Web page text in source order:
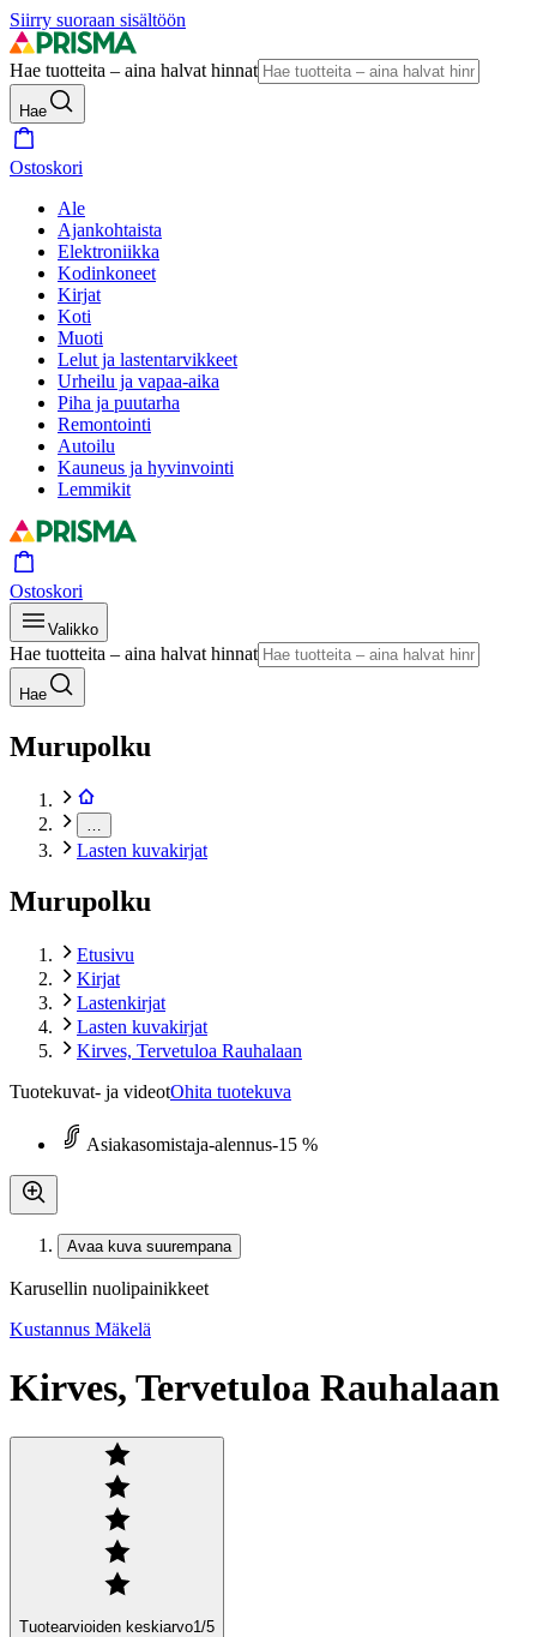
Siirry suoraan sisältöön
Hae tuotteita – aina halvat hinnat
Hae
Ostoskori
Ale
Ajankohtaista
Elektroniikka
Kodinkoneet
Kirjat
Koti
Muoti
Lelut ja lastentarvikkeet
Urheilu ja vapaa-aika
Piha ja puutarha
Remontointi
Autoilu
Kauneus ja hyvinvointi
Lemmikit
Ostoskori
Valikko
Hae tuotteita – aina halvat hinnat
Hae
Murupolku
Lasten kuvakirjat
Murupolku
Etusivu
Kirjat
Lastenkirjat
Lasten kuvakirjat
Kirves, Tervetuloa Rauhalaan
Tuotekuvat- ja videotOhita tuotekuva
Asiakasomistaja-alennus-15 %
Avaa kuva suurempana
Karusellin nuolipainikkeet
Kustannus Mäkelä
Kirves, Tervetuloa Rauhalaan
Tuotearvioiden keskiarvo1 /5